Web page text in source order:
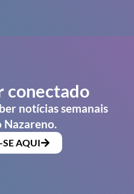
conectado
notícias semanais
Nazareno.
SE AQUI